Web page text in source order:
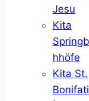
Jesu
Kita
hhöfe
Kita St.